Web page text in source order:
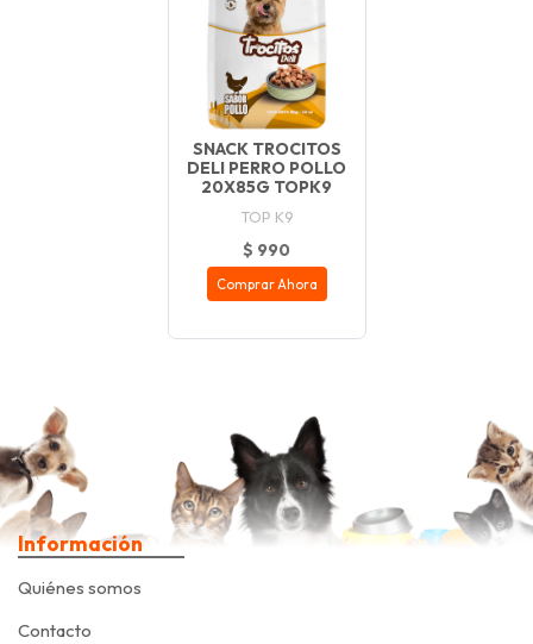
SNACK TROCITOS
DELI PERRO POLLO
20X85G TOPK9
TOP K9
$ 990
Comprar Ahora
Información
Quiénes somos
Contacto